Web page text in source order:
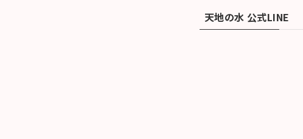
天地の水 公式LINE